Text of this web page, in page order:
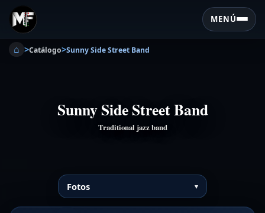
MENÚ
⌂ >Catálogo>Sunny Side Street Band
Sunny Side Street Band
Traditional jazz band
Fotos